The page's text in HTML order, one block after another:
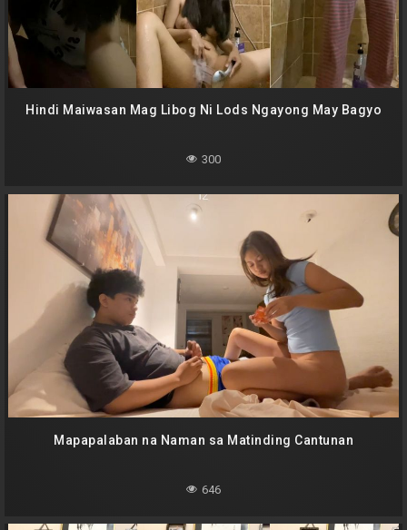
Hindi Maiwasan Mag Libog Ni Lods Ngayong May Bagyo
300
Mapapalaban na Naman sa Matinding Cantunan
646